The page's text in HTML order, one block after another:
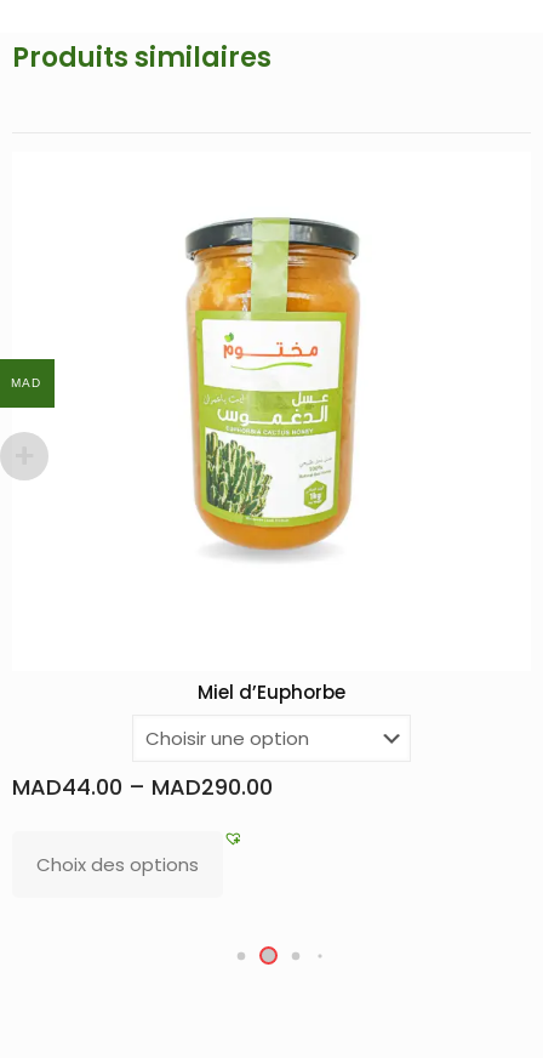
Produits similaires
290.00
MAD
MAD
MAD